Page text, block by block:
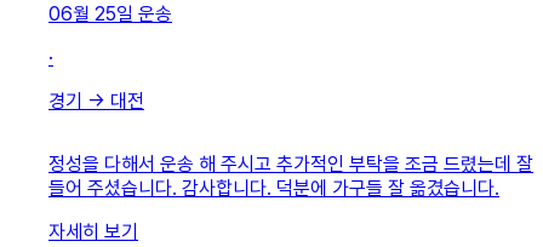
06월 25일 운송
·
경기 → 대전
정성을 다해서 운송 해 주시고 추가적인 부탁을 조금 드렸는데 잘
들어 주셨습니다. 감사합니다. 덕분에 가구들 잘 옮겼습니다.
자세히 보기